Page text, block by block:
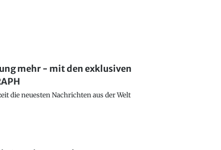
mehr - mit den exklusiven
die neuesten Nachrichten aus der Welt